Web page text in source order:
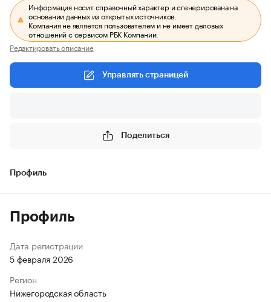
Информация носит справочный характер и сгенерирована на
основании данных из открытых источников.
Компания не является пользователем и не имеет деловых
отношений с сервисом РБК Компании.
Редактировать описание
Управлять страницей
Поделиться
Профиль
Профиль
Дата регистрации
5 февраля 2026
Регион
Нижегородская область